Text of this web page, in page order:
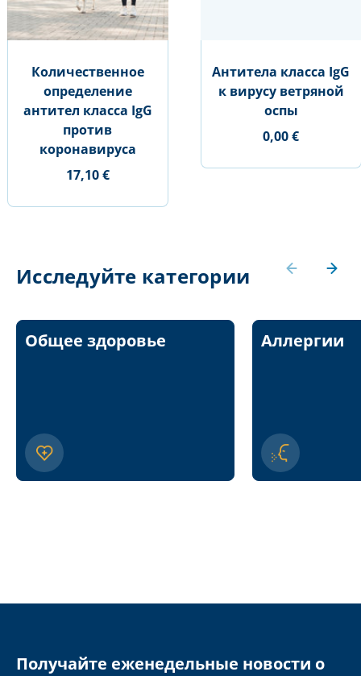
Количественное
определение
антител класса IgG
против
коронавируса
17,10 €
Антитела класса IgG
к вирусу ветряной
оспы
0,00 €
Исследуйте категории
Общее здоровье Аллергии
Получайте еженедельные новости о